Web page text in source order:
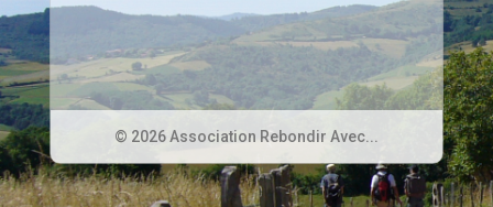
© 2026 Association Rebondir Avec...